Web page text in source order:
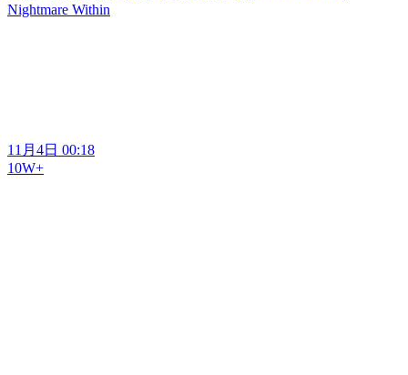
Nightmare Within
11月4日 00:18
10W+